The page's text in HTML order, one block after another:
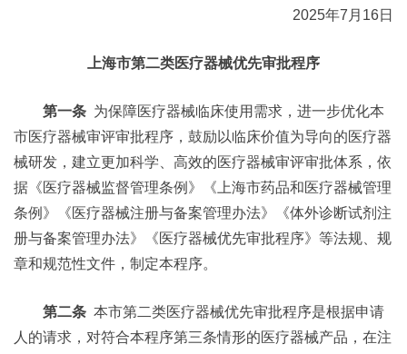
2025年7月16日
上海市第二类医疗器械优先审批程序
第一条 为保障医疗器械临床使用需求，进一步优化本
市医疗器械审评审批程序，鼓励以临床价值为导向的医疗器
械研发，建立更加科学、高效的医疗器械审评审批体系，依
据《医疗器械监督管理条例》《上海市药品和医疗器械管理
条例》《医疗器械注册与备案管理办法》《体外诊断试剂注
册与备案管理办法》《医疗器械优先审批程序》等法规、规
章和规范性文件，制定本程序。
第二条 本市第二类医疗器械优先审批程序是根据申请
人的请求，对符合本程序第三条情形的医疗器械产品，在注